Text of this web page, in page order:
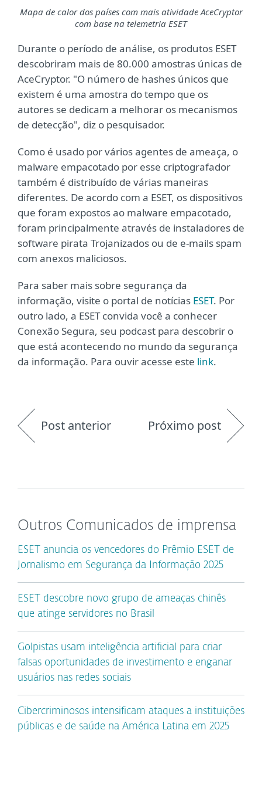
Mapa de calor dos países com mais atividade AceCryptor
com base na telemetria ESET
Durante o período de análise, os produtos ESET
descobriram mais de 80.000 amostras únicas de
AceCryptor. "O número de hashes únicos que
existem é uma amostra do tempo que os
autores se dedicam a melhorar os mecanismos
de detecção", diz o pesquisador.
Como é usado por vários agentes de ameaça, o
malware empacotado por esse criptografador
também é distribuído de várias maneiras
diferentes. De acordo com a ESET, os dispositivos
que foram expostos ao malware empacotado,
foram principalmente através de instaladores de
software pirata Trojanizados ou de e-mails spam
com anexos maliciosos.
Para saber mais sobre segurança da
informação, visite o portal de notícias ESET. Por
outro lado, a ESET convida você a conhecer
Conexão Segura, seu podcast para descobrir o
que está acontecendo no mundo da segurança
da informação. Para ouvir acesse este link.
Post anterior Próximo post
Outros Comunicados de imprensa
ESET anuncia os vencedores do Prêmio ESET de
Jornalismo em Segurança da Informação 2025
ESET descobre novo grupo de ameaças chinês
que atinge servidores no Brasil
Golpistas usam inteligência artificial para criar
falsas oportunidades de investimento e enganar
usuários nas redes sociais
Cibercriminosos intensificam ataques a instituições
públicas e de saúde na América Latina em 2025